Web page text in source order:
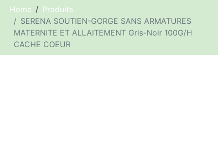
Home
Produits
SERENA SOUTIEN-GORGE SANS ARMATURES
MATERNITE ET ALLAITEMENT Gris-Noir 100G/H
CACHE COEUR